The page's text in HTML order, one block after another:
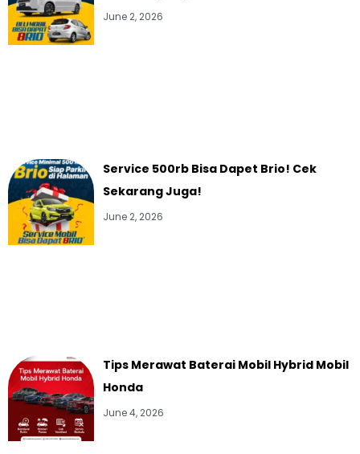
June 2, 2026
Service 500rb Bisa Dapet Brio! Cek
Sekarang Juga!
June 2, 2026
Tips Merawat Baterai Mobil Hybrid Mobil
Honda
June 4, 2026